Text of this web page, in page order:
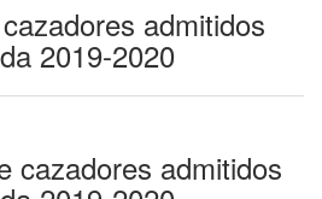
admitidos
2019-2020
cazadores admitidos